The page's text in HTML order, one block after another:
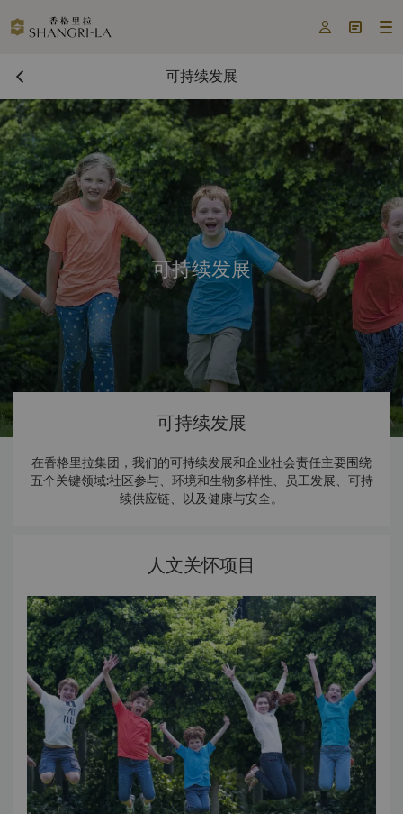
  
可持续发展
可持续发展
可持续发展
在香格里拉集团，我们的可持续发展和企业社会责任主要围绕
五个关键领域:社区参与、环境和生物多样性、员工发展、可持
续供应链、以及健康与安全。
人文关怀项目